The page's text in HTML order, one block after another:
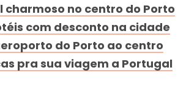
charmoso no centro do Porto
com desconto na cidade
do Porto ao centro
pra sua viagem a Portugal